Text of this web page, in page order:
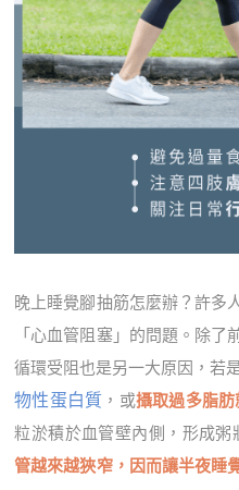
晚上睡覺腳抽筋怎麼辦？許多
「心血管阻塞」的問題。除
循環受阻也是另一大原因，若
物性蛋白質 ，或攝取過多脂
粒淤積於血管壁內側，形成
管越來越狹窄，因而讓半夜睡